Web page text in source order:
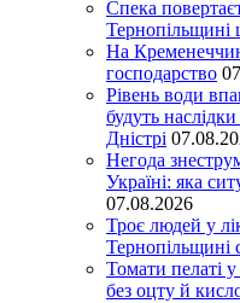
Спека
На
господарство
Рівень води
будуть
Дністрі
Негода
Україні: яка
07.08.2026
Троє людей у
Тернопільщині
Томати пелаті
без оцту й